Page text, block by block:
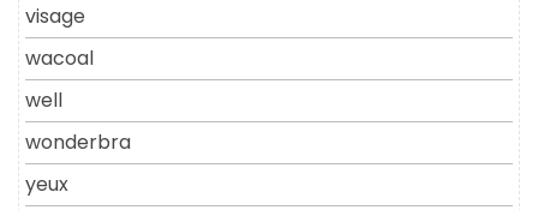
visage
wacoal
well
wonderbra
yeux